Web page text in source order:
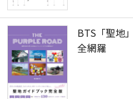
BTS「聖地
全網羅